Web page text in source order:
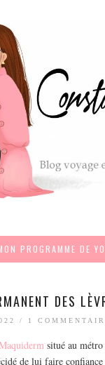
PROGRAMME DE
DES
/ 1
situé au
de lui faire